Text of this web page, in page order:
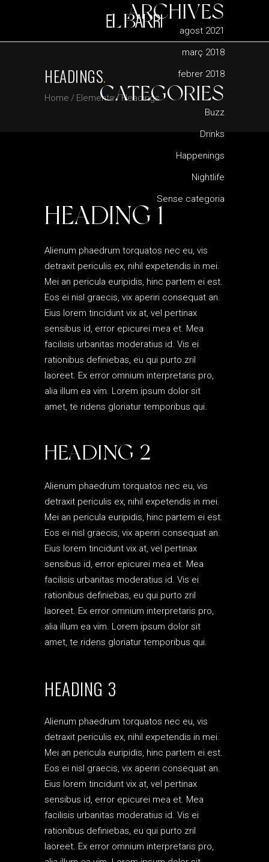
ARCHIVES
agost 2021
març 2018
febrer 2018
CATEGORIES
Buzz
Drinks
Happenings
Nightlife
Sense categoria
HEADINGS.
Home / Elements/Headings
HEADING 1
Alienum phaedrum torquatos nec eu, vis
detraxit periculis ex, nihil expetendis in mei.
Mei an pericula euripidis, hinc partem ei est.
Eos ei nisl graecis, vix aperiri consequat an.
Eius lorem tincidunt vix at, vel pertinax
sensibus id, error epicurei mea et. Mea
facilisis urbanitas moderatius id. Vis ei
rationibus definiebas, eu qui purto zril
laoreet. Ex error omnium interpretaris pro,
alia illum ea vim. Lorem ipsum dolor sit
amet, te ridens gloriatur temporibus qui.
HEADING 2
Alienum phaedrum torquatos nec eu, vis
detraxit periculis ex, nihil expetendis in mei.
Mei an pericula euripidis, hinc partem ei est.
Eos ei nisl graecis, vix aperiri consequat an.
Eius lorem tincidunt vix at, vel pertinax
sensibus id, error epicurei mea et. Mea
facilisis urbanitas moderatius id. Vis ei
rationibus definiebas, eu qui purto zril
laoreet. Ex error omnium interpretaris pro,
alia illum ea vim. Lorem ipsum dolor sit
amet, te ridens gloriatur temporibus qui.
HEADING 3
Alienum phaedrum torquatos nec eu, vis
detraxit periculis ex, nihil expetendis in mei.
Mei an pericula euripidis, hinc partem ei est.
Eos ei nisl graecis, vix aperiri consequat an.
Eius lorem tincidunt vix at, vel pertinax
sensibus id, error epicurei mea et. Mea
facilisis urbanitas moderatius id. Vis ei
rationibus definiebas, eu qui purto zril
laoreet. Ex error omnium interpretaris pro,